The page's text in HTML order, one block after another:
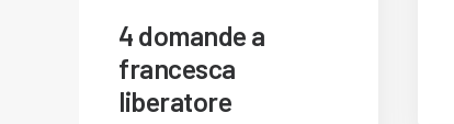
4 domande a
francesca
liberatore